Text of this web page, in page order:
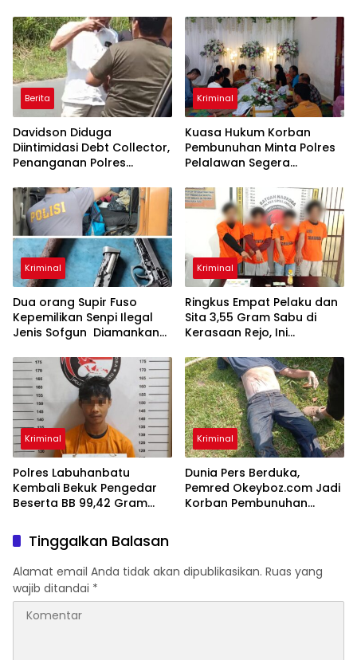
Berita
Davidson Diduga
Diintimidasi Debt Collector,
Penanganan Polres
Tuai Sorotan
Kriminal
Kuasa Hukum Korban
Pembunuhan Minta Polres
Pelalawan Segera
Kriminal
Dua orang Supir Fuso
Kepemilikan Senpi Ilegal
Jenis Sofgun Diamankan
Kriminal
Ringkus Empat Pelaku dan
Sita 3,55 Gram Sabu di
Kerasaan Rejo, Ini
Polres Simalungun 👇👇
Kriminal
Polres Labuhanbatu
Kembali Bekuk Pengedar
Beserta BB 99,42 Gram
Kriminal
Dunia Pers Berduka,
Pemred Okeyboz.com Jadi
Korban Pembunuhan
Tinggalkan Balasan
Alamat email Anda tidak akan dipublikasikan. Ruas yang
wajib ditandai *